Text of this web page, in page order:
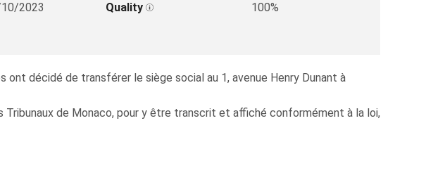
2023 Quality
100%
décidé de transférer le siège social au 1, avenue Henry Dunant à
de Monaco, pour y être transcrit et affiché conformément à la loi,